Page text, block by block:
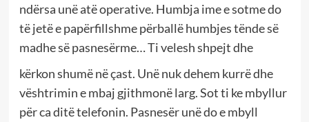
ndërsa unë atë operative. Humbja ime e sotme do
të jetë e papërfillshme përballë humbjes tënde së
madhe së pasnesërme… Ti velesh shpejt dhe
kërkon shumë në çast. Unë nuk dehem kurrë dhe
vështrimin e mbaj gjithmonë larg. Sot ti ke mbyllur
për ca ditë telefonin. Pasnesër unë do e mbyll